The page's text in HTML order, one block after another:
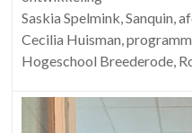
Saskia Spelmink, Sanquin,
Cecilia Huisman,
Hogeschool Breederode,